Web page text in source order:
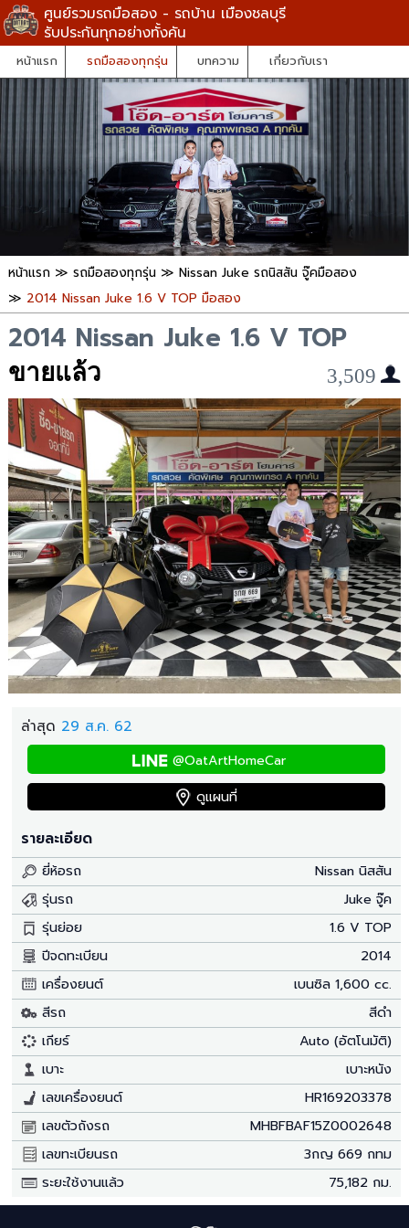
ศูนย์รวมรถมือสอง - รถบ้าน เมืองชลบุรี
รับประกันทุกอย่างทั้งคัน
หน้าแรก รถมือสองทุกรุ่น บทความ เกี่ยวกับเรา
หน้าแรก ≫ รถมือสองทุกรุ่น ≫ Nissan Juke รถนิสสัน จู๊คมือสอง
≫ 2014 Nissan Juke 1.6 V TOP มือสอง
2014 Nissan Juke 1.6 V TOP
ขายแล้ว 3,509
ล่าสุด 29 ส.ค. 62
@OatArtHomeCar
ดูแผนที่
รายละเอียด
ยี่ห้อรถ
Nissan นิสสัน
รุ่นรถ
Juke จู๊ค
รุ่นย่อย
1.6 V TOP
ปีจดทะเบียน
2014
เครื่องยนต์
เบนซิล 1,600 cc.
สีรถ
สีดำ
เกียร์
Auto (อัตโนมัติ)
เบาะ
เบาะหนัง
เลขเครื่องยนต์
HR169203378
เลขตัวถังรถ
MHBFBAF15Z0002648
เลขทะเบียนรถ
3กญ 669 กทม
ระยะใช้งานแล้ว
75,182 กม.